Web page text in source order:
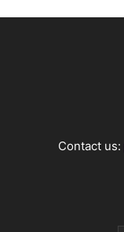
Contact us: